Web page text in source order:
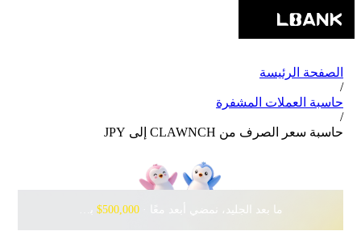
الصفحة الرئيسة
/
حاسبة العملات المشفرة
/
حاسبة سعر الصرف من CLAWNCH إلى JPY
ما بعد الجليد، نمضي أبعد معًا · ‎ $500,000بانتظارك مع Pudgy Penguins